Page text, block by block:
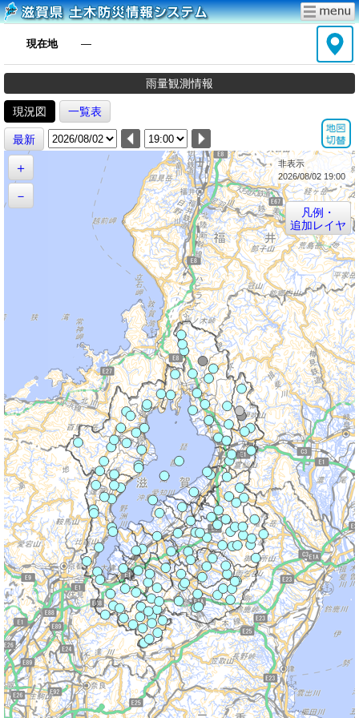
現在地 ―
雨量観測情報
現況図 一覧表
最新
＋
－
非表示
2026/08/02 19:00
凡例・
追加レイヤ